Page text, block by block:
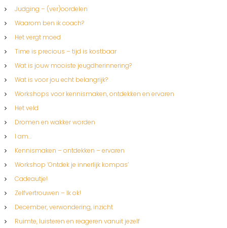
Judging – (ver)oordelen
Waarom ben ik coach?
Het vergt moed
Time is precious – tijd is kostbaar
Wat is jouw mooiste jeugdherinnering?
Wat is voor jou echt belangrijk?
Workshops voor kennismaken, ontdekken en ervaren
Het veld
Dromen en wakker worden
I am…
Kennismaken – ontdekken – ervaren
Workshop ‘Ontdek je innerlijk kompas’
Cadeautje!
Zelfvertrouwen – Ik ok!
December, verwondering, inzicht
Ruimte, luisteren en reageren vanuit jezelf